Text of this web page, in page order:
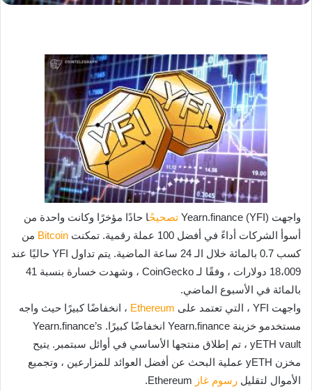
واجهت (Yearn.finance (YFI تصحيحًا حادًا مؤخرًا وكانت واحدة من
أسوأ الشركات أداءً في أفضل 100 عملة رقمية. تمكنت
Bitcoin من
كسب 0.7 بالمائة خلال الـ 24 ساعة الماضية. يتم تداول YFI حاليًا عند
18،009 دولارات ، وفقًا لـ CoinGecko ، وشهدت خسارة بنسبة 41
بالمائة في الأسبوع الماضي.
واجهت YFI ، التي تعتمد على
Ethereum ، انخفاضًا كبيرًا حيث واجه
مستخدمو خزينة Yearn.finance انخفاضًا كبيرًا. Yearn.finance’s
yETH vault ، تم إطلاق منتجها الأساسي في أوائل سبتمبر. يتيح
مخزن yETH عملية البحث عن أفضل العوائد للمزارعين ، وتجميع
الأموال لتقليل رسوم غاز